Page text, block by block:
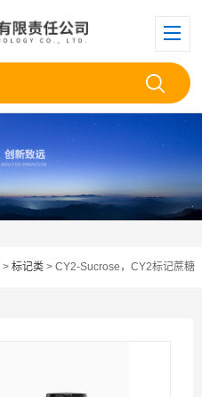
> 标记类 > CY2-Sucrose，CY2标记蔗糖